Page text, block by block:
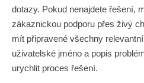
dotazy. Pokud nenajdete řešení,
zákaznickou podporu přes živý
mít připravené všechny
uživatelské jméno a popis
urychlit proces řešení.